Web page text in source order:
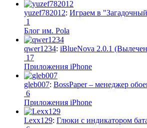
yuzef782012: Играем в
1
Блог им. Pola
qwer1234: iBlueNova 2.0.1
17
Приложения iPhone
gleb007: BossPaper – менеджер
6
Приложения iPhone
Lexx129: Глюки с индикатором